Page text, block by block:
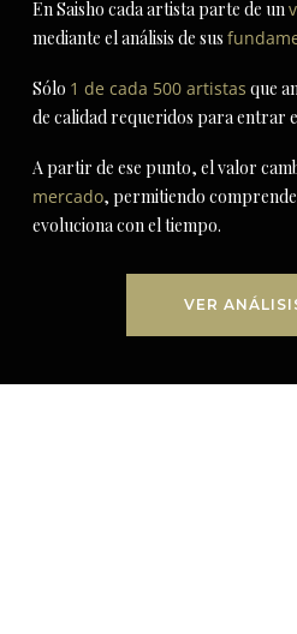
En Saisho cada artista parte de un
mediante el análisis de sus
Sólo 1 de cada 500 artistas que
de calidad requeridos para entrar
A partir de ese punto, el valor
mercado, permitiendo
evoluciona con el tiempo.
VER